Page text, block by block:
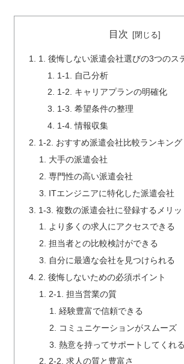
目次
1. 後悔しない派遣会社選びの3つのス
1-1. 自己分析
1-2. キャリアプランの明確化
1-3. 希望条件の整理
1-4. 情報収集
1-2. おすすめ派遣会社比較ランキング
大手の派遣会社
専門性の高い派遣会社
ITエンジニアに特化した派遣会社
1-3. 複数の派遣会社に登録するメリッ
より多くの求人にアクセスできる
担当者との比較検討ができる
自分に最適な会社を見つけられる
2. 後悔しないための必須ポイント
2-1. 担当営業の質
経験豊富で信頼できる
コミュニケーションがスムーズ
熱意を持ってサポートしてくれる
2-2. 求人の質と豊富さ